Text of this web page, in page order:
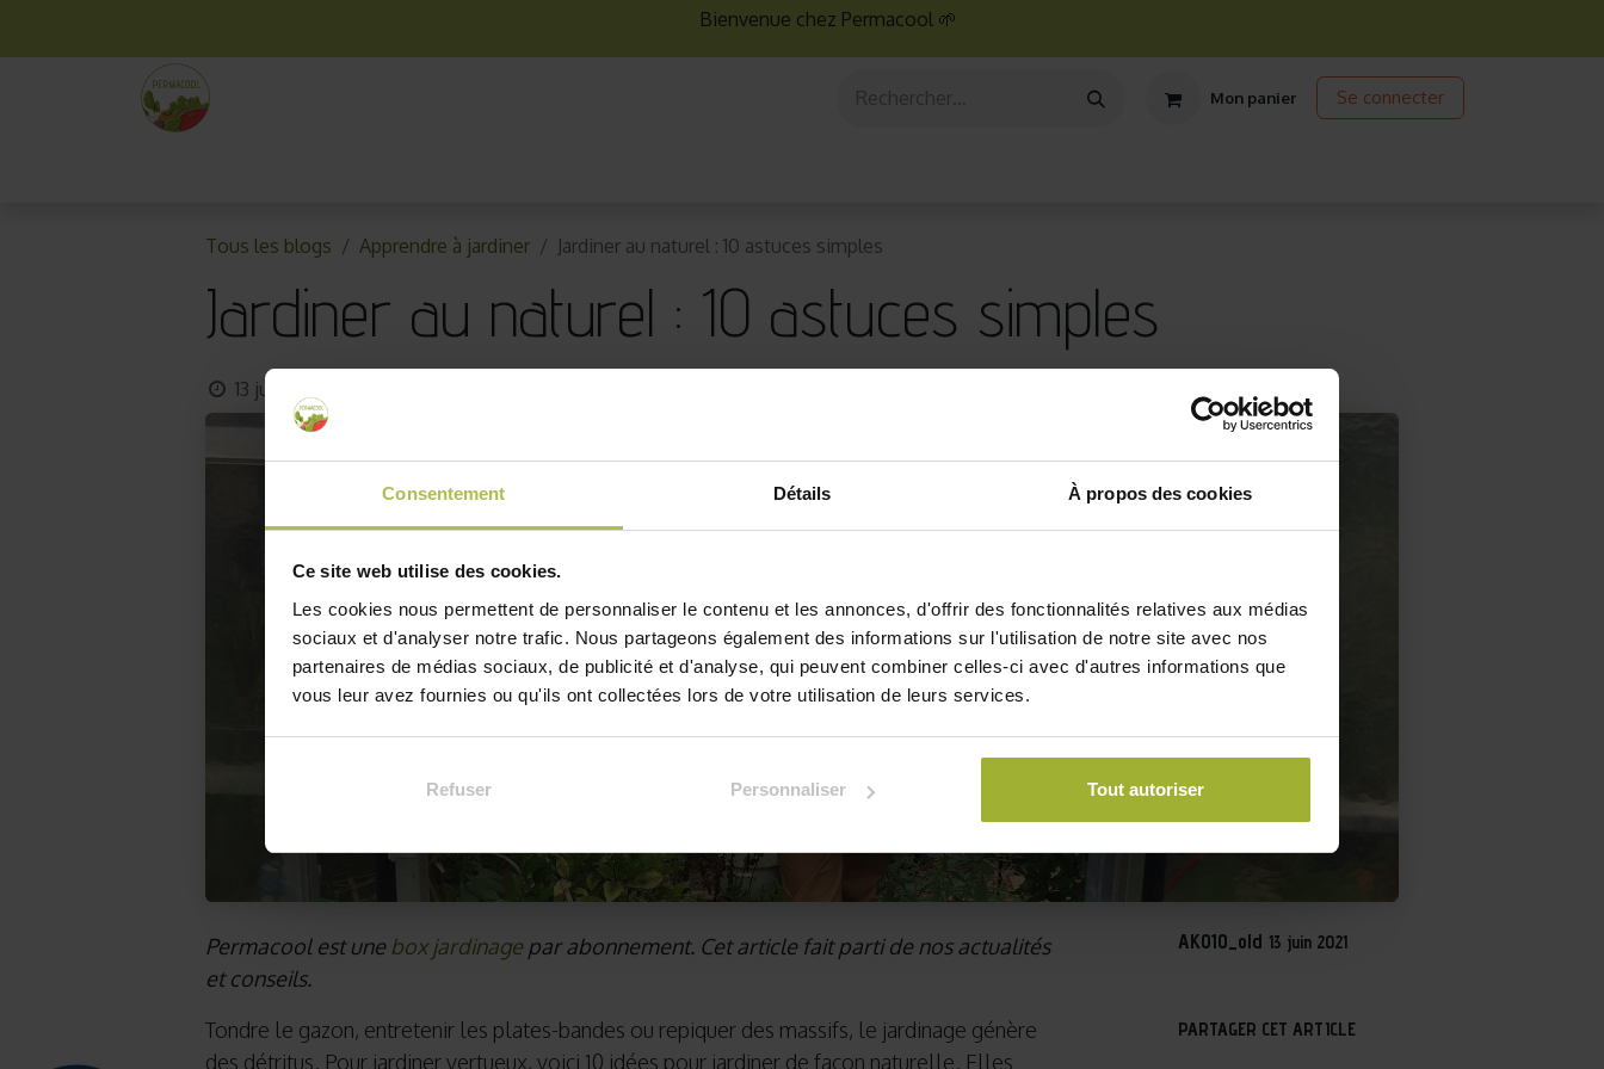
Consentement Détails À propos des cookies
Ce site web utilise des cookies.
Les cookies nous permettent de personnaliser le contenu et les annonces, d'offrir des fonctionnalités relatives aux médias
sociaux et d'analyser notre trafic. Nous partageons également des informations sur l'utilisation de notre site avec nos
partenaires de médias sociaux, de publicité et d'analyse, qui peuvent combiner celles-ci avec d'autres informations que
vous leur avez fournies ou qu'ils ont collectées lors de votre utilisation de leurs services.
Refuser Personnaliser Tout autoriser
Bienvenue chez Permacool 🌱
Mon panier Se connecter
Tous les blogs Apprendre à jardiner Jardiner au naturel : 10 astuces simples
Jardiner au naturel : 10 astuces simples
13 juin 2021
Permacool est une box jardinagepar abonnement. Cet article fait parti de nos actualités
et conseils.
Tondre le gazon, entretenir les plates-bandes ou repiquer des massifs, le jardinage génère
des détritus. Pour jardiner vertueux, voici 10 idées pour jardiner de façon naturelle. Elles
AKO10_old 13 juin 2021
PARTAGER CET ARTICLE